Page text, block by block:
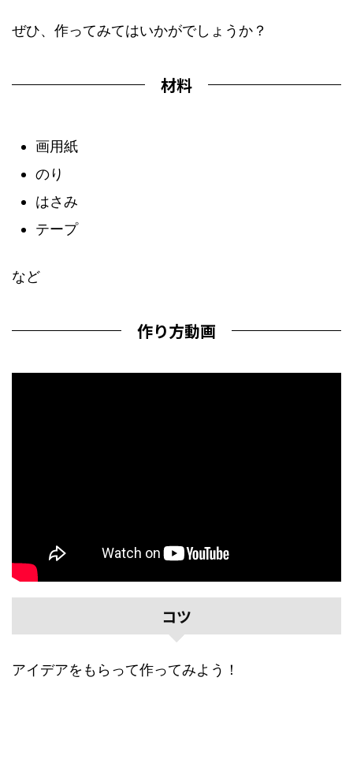
ぜひ、作ってみてはいかがでしょうか？
材料
画用紙
のり
はさみ
テープ
など
作り方動画
コツ
アイデアをもらって作ってみよう！